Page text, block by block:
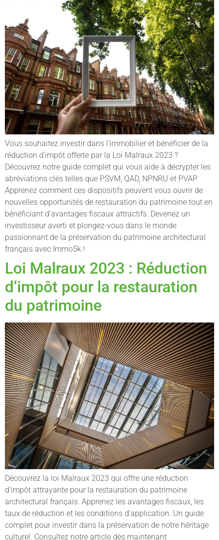
Vous souhaitez investir dans l’immobilier et bénéficier de la
réduction d’impôt offerte par la Loi Malraux 2023 ?
Découvrez notre guide complet qui vous aide à décrypter les
abréviations clés telles que PSVM, QAD, NPNRU et PVAP.
Apprenez comment ces dispositifs peuvent vous ouvrir de
nouvelles opportunités de restauration du patrimoine tout en
bénéficiant d’avantages fiscaux attractifs. Devenez un
investisseur averti et plongez-vous dans le monde
passionnant de la préservation du patrimoine architectural
français avec Immo5k !
Loi Malraux 2023 : Réduction
d’impôt pour la restauration
du patrimoine
Découvrez la loi Malraux 2023 qui offre une réduction
d’impôt attrayante pour la restauration du patrimoine
architectural français. Apprenez les avantages fiscaux, les
taux de réduction et les conditions d’application. Un guide
complet pour investir dans la préservation de notre héritage
culturel. Consultez notre article dès maintenant